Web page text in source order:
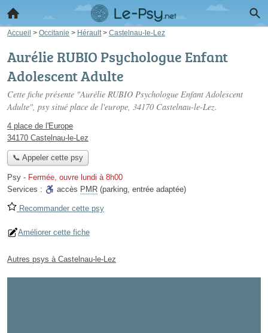
Accueil > Occitanie > Hérault > Castelnau-le-Lez
Aurélie RUBIO Psychologue Enfant
Adolescent Adulte
Cette fiche présente "Aurélie RUBIO Psychologue Enfant Adolescent
Adulte", psy situé place de l'europe, 34170 Castelnau-le-Lez.
4 place de l'Europe
34170 Castelnau-le-Lez
📞 Appeler cette psy
Psy - Fermée, ouvre lundi à 8h00
Services :
accès PMR (parking, entrée adaptée)
Recommander cette psy
Améliorer cette fiche
Autres psys à Castelnau-le-Lez